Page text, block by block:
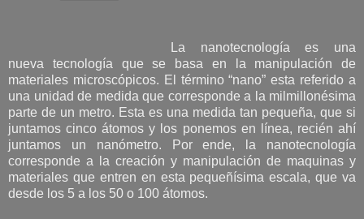
La nanotecnología es una
nueva tecnología que se basa en la manipulación de
materiales microscópicos. El término “nano” esta referido a
una unidad de medida que corresponde a la milmillonésima
parte de un metro. Esta es una medida tan pequeña, que si
juntamos cinco átomos y los ponemos en línea, recién ahí
juntamos un nanómetro. Por ende, la nanotecnología
corresponde a la creación y manipulación de maquinas y
materiales que entren en esta pequeñísima escala, que va
desde los 5 a los 50 o 100 átomos.